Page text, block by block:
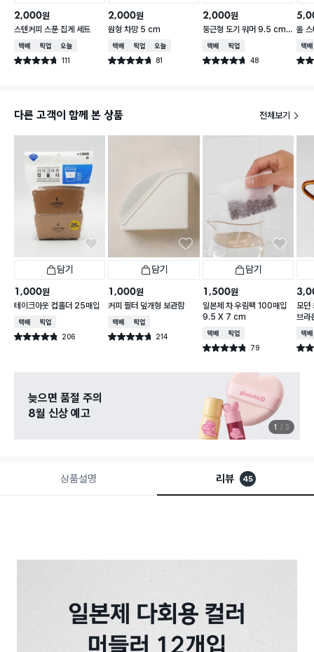
2,000원
스텐커피 스푼 집게 세트
택배배송매장픽업오늘배송
별점 4.7점 111
건 작성
2,000원
원형 차망 5 cm
택배배송매장픽업오늘배송
별점 4.7점 81
건 작성
2,000원
둥근형 도기 워머 9.5 cm
아이보리
택배배송매장픽업
별점 4.7점 48
건 작성
올
택배
별점
다른 고객이 함께 본 상품 전체보기
담기
1,000원
테이크아웃 컵홀더 25매입
택배배송매장픽업
별점 4.8점 206
건 작성
담기
1,000원
커피 필터 덮개형 보관함
택배배송매장픽업
별점 4.7점 214
건 작성
담기
1,500원
일본제 차 우림팩 100매입
9.5 X 7 cm
택배배송매장픽업
별점 4.8점 79
건 작성
모던
브라
택배
별점
늦으면 품절 주의
8월 신상 예고
1 3
상품설명 리뷰 45